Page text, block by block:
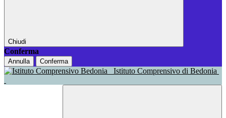
Chiudi
Conferma
Annulla Conferma
Istituto Comprensivo di Bedonia